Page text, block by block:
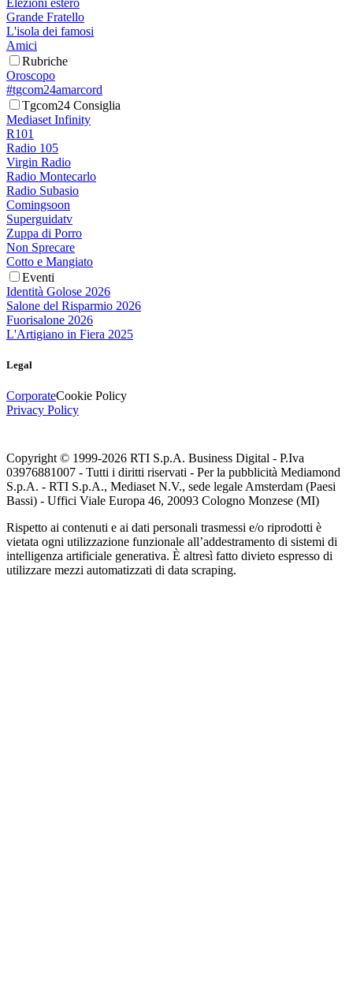
Grande Fratello
L'isola dei famosi
Amici
Rubriche
Oroscopo
#tgcom24amarcord
Tgcom24 Consiglia
Mediaset Infinity
R101
Radio 105
Virgin Radio
Radio Montecarlo
Radio Subasio
Comingsoon
Superguidatv
Zuppa di Porro
Non Sprecare
Cotto e Mangiato
Eventi
Identità Golose 2026
Salone del Risparmio 2026
Fuorisalone 2026
L'Artigiano in Fiera 2025
Legal
CorporateCookie Policy
Privacy Policy
Copyright © 1999-2026 RTI S.p.A. Business Digital - P.Iva
03976881007 - Tutti i diritti riservati - Per la pubblicità Mediamond
S.p.A. - RTI S.p.A., Mediaset N.V., sede legale Amsterdam (Paesi
Bassi) - Uffici Viale Europa 46, 20093 Cologno Monzese (MI)
Rispetto ai contenuti e ai dati personali trasmessi e/o riprodotti è
vietata ogni utilizzazione funzionale all’addestramento di sistemi di
intelligenza artificiale generativa. È altresì fatto divieto espresso di
utilizzare mezzi automatizzati di data scraping.